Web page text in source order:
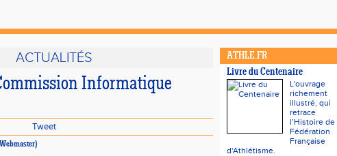
ACTUALITÉS
Informatique
Tweet
ATHLE.FR
Livre du Centenaire
L'ouvrage
richement
illustré, qui
retrace
l’Histoire de
Fédération
Française
d'Athlétisme.